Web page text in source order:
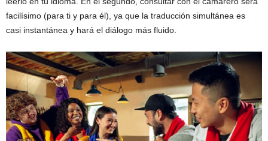
facilísimo (para ti y para él), ya que la traducción simultánea es
casi instantánea y hará el diálogo más fluido.